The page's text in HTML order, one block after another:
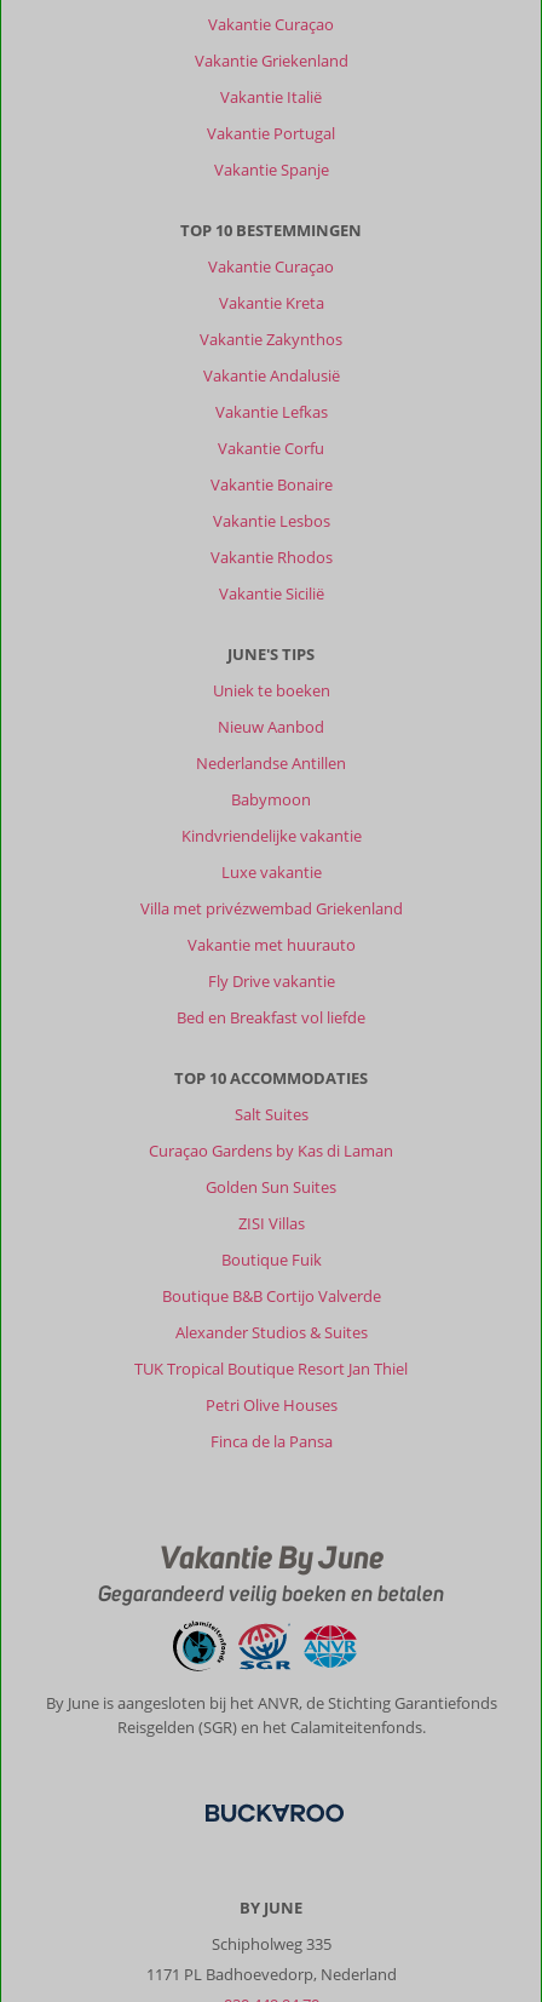
Vakantie Curaçao
Vakantie Griekenland
Vakantie Italië
Vakantie Portugal
Vakantie Spanje
TOP 10 BESTEMMINGEN
Vakantie Curaçao
Vakantie Kreta
Vakantie Zakynthos
Vakantie Andalusië
Vakantie Lefkas
Vakantie Corfu
Vakantie Bonaire
Vakantie Lesbos
Vakantie Rhodos
Vakantie Sicilië
JUNE'S TIPS
Uniek te boeken
Nieuw Aanbod
Nederlandse Antillen
Babymoon
Kindvriendelijke vakantie
Luxe vakantie
Villa met privézwembad Griekenland
Vakantie met huurauto
Fly Drive vakantie
Bed en Breakfast vol liefde
TOP 10 ACCOMMODATIES
Salt Suites
Curaçao Gardens by Kas di Laman
Golden Sun Suites
ZISI Villas
Boutique Fuik
Boutique B&B Cortijo Valverde
Alexander Studios & Suites
TUK Tropical Boutique Resort Jan Thiel
Petri Olive Houses
Finca de la Pansa
Vakantie By June
Gegarandeerd veilig boeken en betalen
By June is aangesloten bij het ANVR, de Stichting Garantiefonds
Reisgelden (SGR) en het Calamiteitenfonds.
BY JUNE
Schipholweg 335
1171 PL Badhoevedorp, Nederland